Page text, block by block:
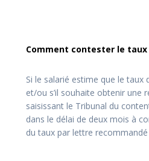
Comment contester le taux
Si le salarié estime que le taux
et/ou s’il souhaite obtenir une
saisissant le Tribunal du
dans le délai de deux mois à
du taux par lettre